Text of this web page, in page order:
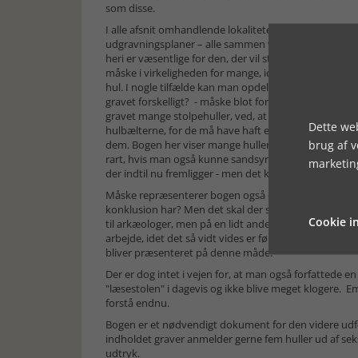
som disse.
I alle afsnit omhandlende lokaliteter er der et fint
udgravningsplaner – alle sammen viser de præcis,
heri er væsentlige for den, der vil studere hulbælter i
måske i virkeligheden for mange, idet udsagn
hul. I nogle tilfælde kan man opdele hulbælter i
gravet forskelligt? - måske blot forskelle
gravet mange stolpehuller, ved, at man i oldtiden
hulbælterne, for de må have haft en speciel
dem. Bogen her viser mange huller... men måske
rart, hvis man også kunne sandsynliggøre en
der indtil nu fremligger - men det kan være, at det
Måske repræsenterer bogen også en
konklusion har? Men det skal der sikkert heller
til arkæologer, men på en lidt anderledes måde. Det
arbejde, idet det så vidt vides er første gang en så
bliver præsenteret på denne måde.
Der er dog intet i vejen for, at man også forfattede
"læsestolen" i dagevis og ikke blive meget klogere.
forstå endnu.
Bogen er et nødvendigt dokument for den videre
indholdet graver anmelder gerne fem huller ud af
udtryk.
Dette
brug af
Cookie